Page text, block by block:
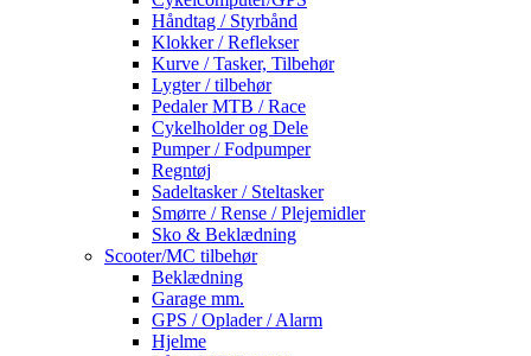
Håndtag / Styrbånd
Klokker / Reflekser
Kurve / Tasker, Tilbehør
Lygter / tilbehør
Pedaler MTB / Race
Cykelholder og Dele
Pumper / Fodpumper
Regntøj
Sadeltasker / Steltasker
Smørre / Rense / Plejemidler
Sko & Beklædning
Scooter/MC tilbehør
Beklædning
Garage mm.
GPS / Oplader / Alarm
Hjelme